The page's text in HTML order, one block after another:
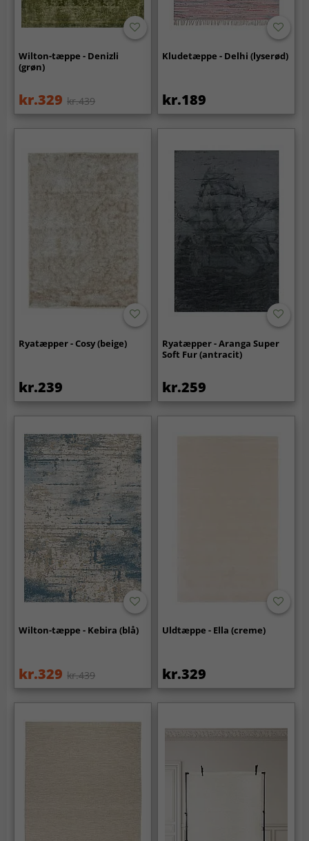
Wilton-tæppe - Denizli
(grøn)
kr.329 kr.439
Kludetæppe - Delhi (lyserød)
kr.189
Ryatæpper - Cosy (beige)
kr.239
Ryatæpper - Aranga Super
Soft Fur (antracit)
kr.259
Wilton-tæppe - Kebira (blå)
kr.329 kr.439
Uldtæppe - Ella (creme)
kr.329